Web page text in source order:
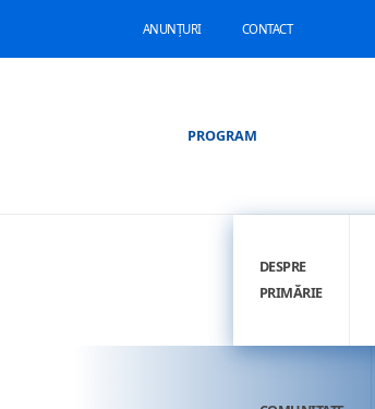
ANUNȚURI CONTACT
PROGRAM
DESPRE
PRIMĂRIE